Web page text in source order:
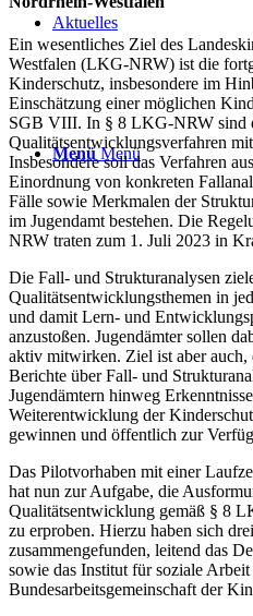
Aktuelles
Menü Menü
Ein wesentliches Ziel des
Westfalen (LKG-NRW) ist die
Kinderschutz, insbesondere im
Einschätzung einer möglichen
SGB VIII. In § 8 LKG-NRW sind
Qualitätsentwicklungsverfahren
Insbesondere soll das Verfahren
Einordnung von konkreten
Fälle sowie Merkmalen der
im Jugendamt bestehen. Die
NRW traten zum 1. Juli 2023 in
Die Fall- und Strukturanalysen
Qualitätsentwicklungsthemen in
und damit Lern- und
anzustoßen. Jugendämter sollen
aktiv mitwirken. Ziel ist aber auch,
Berichte über Fall- und
Jugendämtern hinweg
Weiterentwicklung der
gewinnen und öffentlich zur
Das Pilotvorhaben mit einer
hat nun zur Aufgabe, die
Qualitätsentwicklung gemäß § 8
zu erproben. Hierzu haben sich
zusammengefunden, leitend das
sowie das Institut für soziale
Bundesarbeitsgemeinschaft der